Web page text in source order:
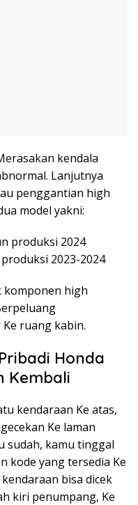
kendala
Lanjutnya
penggantian high
model yakni:
produksi 2024
2023-2024
komponen high
ruang kabin.
Honda
Kembali
kendaraan Ke atas,
Ke laman
sudah, kamu tinggal
kode yang tersedia Ke
bisa dicek
kiri penumpang, Ke